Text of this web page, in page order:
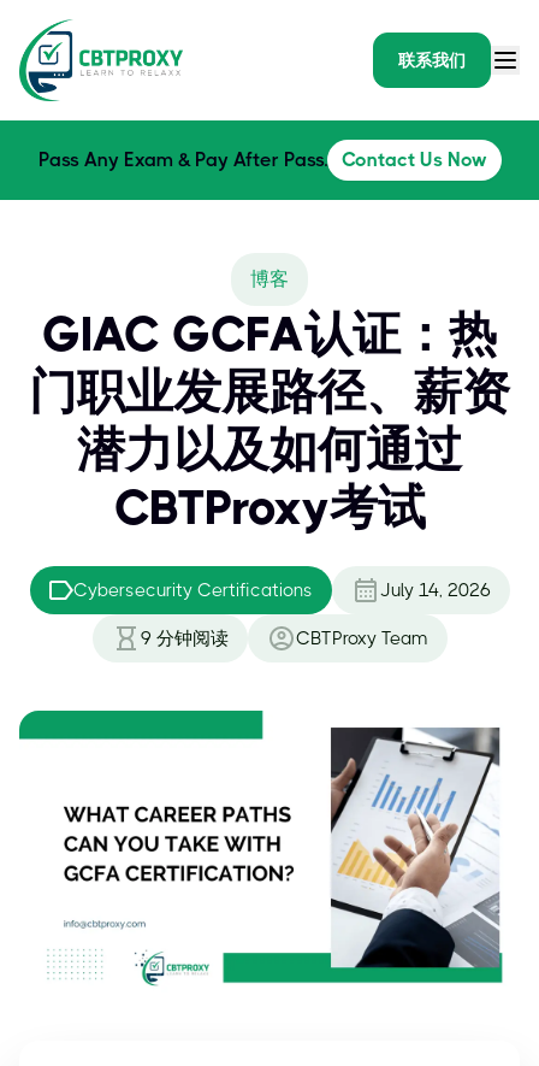
联系我们
Pass Any Exam & Pay After Pass. Contact Us Now
博客
GIAC GCFA认证：热
门职业发展路径、薪资
潜力以及如何通过
CBTProxy考试
Cybersecurity Certifications July 14, 2026
9 分钟阅读 CBTProxy Team